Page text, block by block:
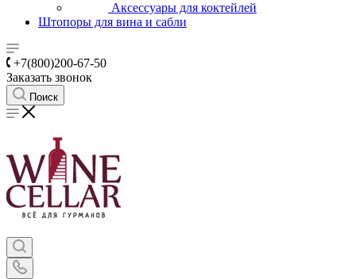
Аксессуары для коктейлей
Штопоры для вина и сабли
+7(800)200-67-50
Заказать звонок
Поиск